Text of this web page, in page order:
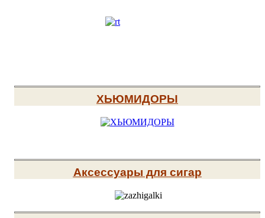
ХЬЮМИДОРЫ
Аксессуары для сигар